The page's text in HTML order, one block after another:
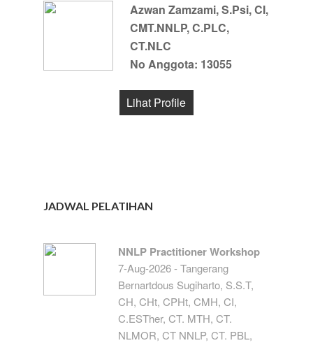
Azwan Zamzami, S.Psi, CI,
CMT.NNLP, C.PLC,
CT.NLC
No Anggota: 13055
Lihat Profile
JADWAL PELATIHAN
NNLP Practitioner Workshop
7-Aug-2026 - Tangerang
Bernartdous Sugiharto, S.S.T,
CH, CHt, CPHt, CMH, CI,
C.ESTher, CT. MTH, CT.
NLMOR, CT NNLP, CT. PBL,